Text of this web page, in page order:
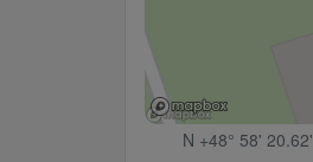
N +48° 58'